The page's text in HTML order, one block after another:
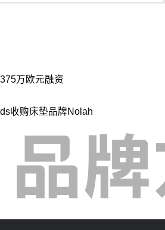
万欧元融资
收购床垫品牌Nolah